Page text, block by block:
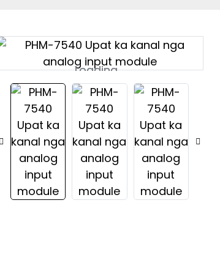
Loading...
Loading...